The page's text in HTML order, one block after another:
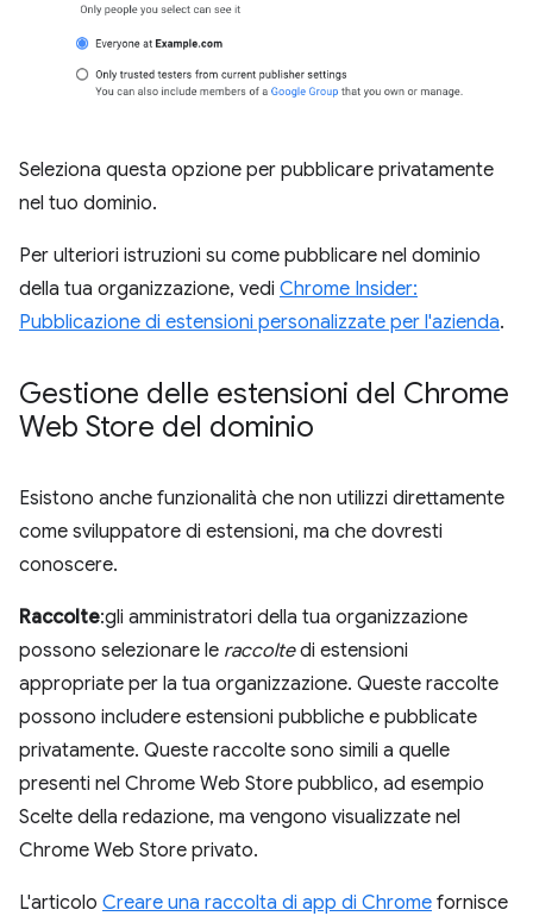
Seleziona questa opzione per pubblicare privatamente
nel tuo dominio.
Per ulteriori istruzioni su come pubblicare nel dominio
della tua organizzazione, vedi Chrome Insider:
Pubblicazione di estensioni personalizzate per l'azienda.
Gestione delle estensioni del Chrome
Web Store del dominio
Esistono anche funzionalità che non utilizzi direttamente
come sviluppatore di estensioni, ma che dovresti
conoscere.
Raccolte:gli amministratori della tua organizzazione
possono selezionare le raccoltedi estensioni
appropriate per la tua organizzazione. Queste raccolte
possono includere estensioni pubbliche e pubblicate
privatamente. Queste raccolte sono simili a quelle
presenti nel Chrome Web Store pubblico, ad esempio
Scelte della redazione, ma vengono visualizzate nel
Chrome Web Store privato.
L'articolo Creare una raccolta di app di Chrome fornisce